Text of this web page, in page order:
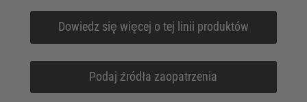
Dowiedz się więcej o tej linii produktów
Podaj źródła zaopatrzenia